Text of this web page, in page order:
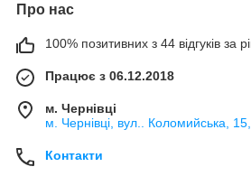
Про нас
100% позитивних з 44 відгуків за
Працює з 06.12.2018
м. Чернівці
м. Чернівці, вул.. Коломийська, 15,
Контакти